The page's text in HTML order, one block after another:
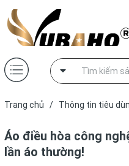
Trang chủ / Thông tin tiêu
Áo điều hòa công
lần áo thường!